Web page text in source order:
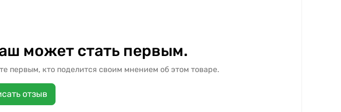
может стать первым.
первым, кто поделится своим мнением об этом товаре.
отзыв